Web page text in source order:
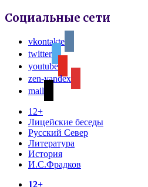
Социальные сети
vkontakte
twitter
youtube
zen-yandex
mail
12+
Лицейские беседы
Русский Север
Литература
История
И.С.Фрадков
12+